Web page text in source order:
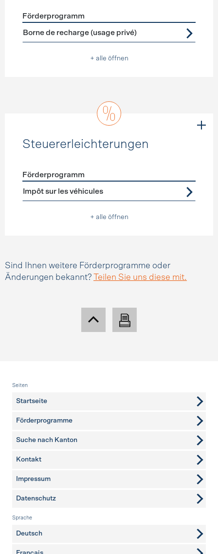
Förderprogramme Ladeinfrastruktur
Förderprogramm
Borne de recharge (usage privé)
+ alle öffnen
Steuererleichterungen
Förderprogramme Steuererleichterungen
Förderprogramm
Impôt sur les véhicules
+ alle öffnen
Sind Ihnen weitere Förderprogramme oder
Änderungen bekannt?
Teilen Sie uns diese mit.
Fusszeile
Seiten
Startseite
Förderprogramme
Suche nach Kanton
weitere Seiten
Kontakt
Impressum
Datenschutz
Sprache
Deutsch